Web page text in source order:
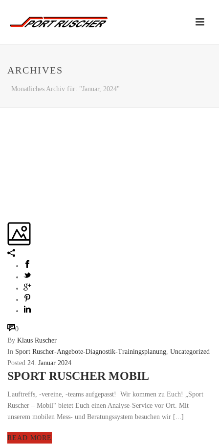
ARCHIVES
Monatliches Archiv für: "Januar, 2024"
0
By Klaus Ruscher
In Sport Ruscher-Angebote-Diagnostik-Trainingsplanung Uncategorized
Posted 24. Januar 2024
SPORT RUSCHER MOBIL
Lauftreffs, -vereine, -teams aufgepasst! Wir kommen zu Euch! „Sport
Ruscher – Mobil“ bietet Euch einen Analyse-Service vor Ort. Mit
unserem mobilen Mess- und Beratungssystem besuchen wir [...]
READ MORE